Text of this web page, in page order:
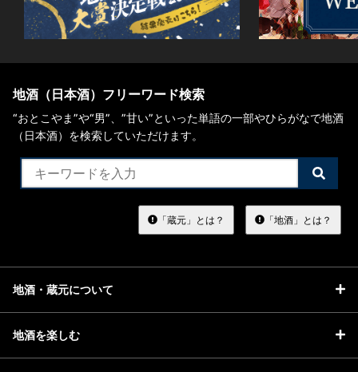
地酒（日本酒）フリーワード検索
“おとこやま”や“男”、”甘い”といった単語の一部やひらがなで地酒
（日本酒）を検索していただけます。
検
索
る
「蔵元」とは？ 「地酒」とは？
地酒・蔵元について
地酒を楽しむ